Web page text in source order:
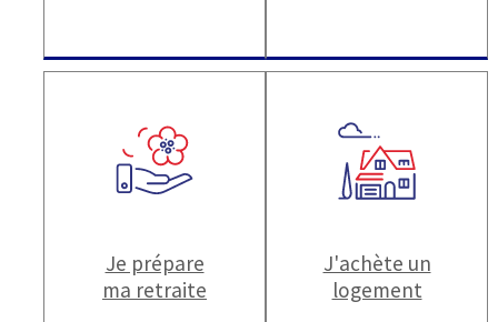
Je prépare
ma retraite
J'achète un
logement